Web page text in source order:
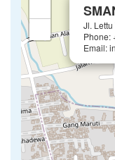
Jl.
Phone:
Email: